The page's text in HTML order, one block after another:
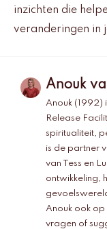
inzichten die
veranderingen in
Anouk
Anouk (1992)
Release
spiritualiteit,
is de partner
van Tess en
ontwikkeling,
Anouk ook op
vragen of